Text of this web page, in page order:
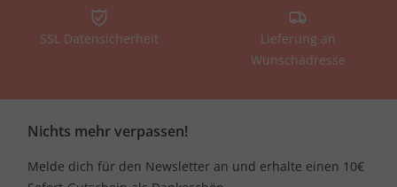
SSL Datensicherheit
Lieferung an
Wunschadresse
Nichts mehr verpassen!
Melde dich für den Newsletter an und erhalte einen 10€